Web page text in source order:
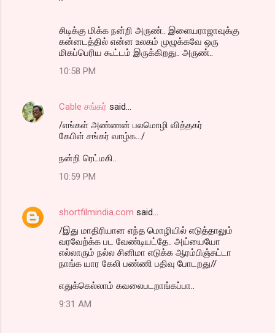
சிடிக்கு மிக்க நன்றி அருண்.. இளையராஜாவுக்கு
கன்னடத்தில் என்ன உலகம் முழுக்கவே ஒரு
மிகப்பெரிய கூட்டம் இருக்கிறது.. அருண்..
10:58 PM
Cable சங்கர் said…
/எங்கள் அண்ணன் பலமொழி வித்தகர்
கேபிள் சங்கர் வாழ்க.../
நன்றி ரெட்மகி..
10:59 PM
shortfilmindia.com said…
/இது மாதிரியான எந்த மொழியில் எடுத்தாலும்
வரவேற்க்க பட வேண்டியட்தே.. அய்யையோ
எல்லாரும் நல்ல சினிமா எடுக்க ஆரம்பிஞ்சுட்டா
நாங்க யார கேலி பண்ணி பதிவு போடறது//
எதுக்கெல்லாம் கவலைபடறாங்கப்பா..
9:31 AM